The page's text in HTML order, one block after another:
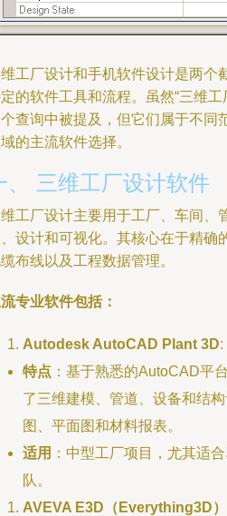
工厂设计和手机软件设计是两个
的软件工具和流程。虽然“三维工
查询中被提及，但它们属于不同
的主流软件选择。
、 三维工厂设计软件
工厂设计主要用于工厂、车间、
设计和可视化。其核心在于精确
布线以及工程数据管理。
专业软件包括：
Autodesk AutoCAD Plant 3D:
特点 ：基于熟悉的AutoCAD平
了三维建模、管道、设备和结
图、平面图和材料报表。
适用 ：中型工厂项目，尤其适
队。
AVEVA E3D（Everything3D